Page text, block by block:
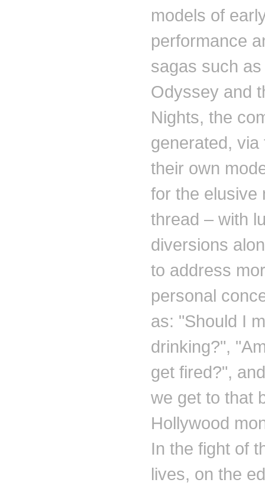
models of
performance
sagas such
Odyssey and
Nights, the
generated, via
their own
for the elusive
thread – with
diversions
to address
personal
as: "Should I
drinking?",
get fired?",
we get to that
Hollywood
In the fight of
lives, on the